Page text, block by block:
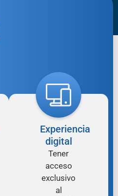
Experiencia
digital
Tener
acceso
exclusivo
al